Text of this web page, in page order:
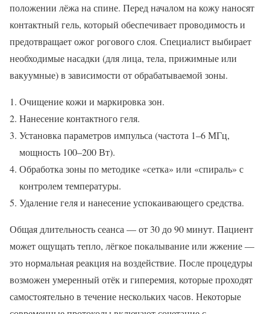
положении лёжа на спине. Перед началом на кожу наносят
контактный гель, который обеспечивает проводимость и
предотвращает ожог рогового слоя. Специалист выбирает
необходимые насадки (для лица, тела, прижимные или
вакуумные) в зависимости от обрабатываемой зоны.
Очищение кожи и маркировка зон.
Нанесение контактного геля.
Установка параметров импульса (частота 1–6 МГц,
мощность 100–200 Вт).
Обработка зоны по методике «сетка» или «спираль» с
контролем температуры.
Удаление геля и нанесение успокаивающего средства.
Общая длительность сеанса — от 30 до 90 минут. Пациент
может ощущать тепло, лёгкое покалывание или жжение —
это нормальная реакция на воздействие. После процедуры
возможен умеренный отёк и гиперемия, которые проходят
самостоятельно в течение нескольких часов. Некоторые